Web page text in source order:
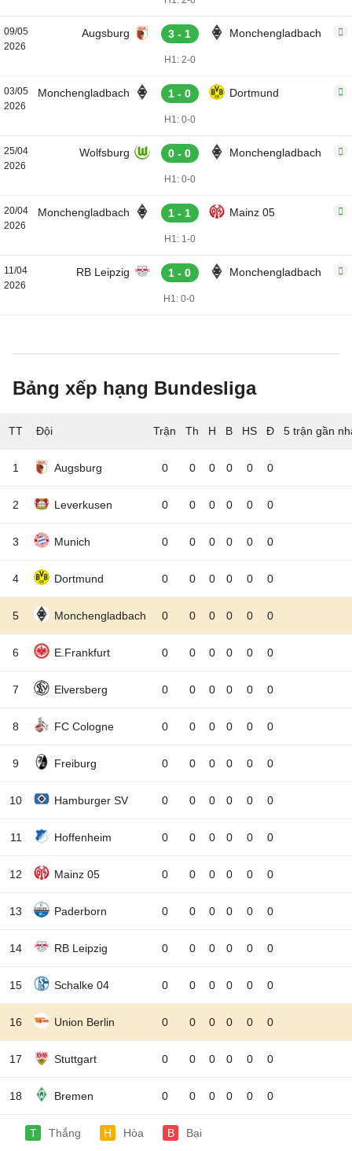
09/05
2026
Augsburg 3 - 1 Monchengladbach
H1: 2-0
03/05
2026
Monchengladbach 1 - 0 Dortmund
H1: 0-0
25/04
2026
Wolfsburg 0 - 0 Monchengladbach
H1: 0-0
20/04
2026
Monchengladbach 1 - 1 Mainz 05
H1: 1-0
11/04
2026
RB Leipzig 1 - 0 Monchengladbach
H1: 0-0
Bảng xếp hạng Bundesliga
TT Đội 5 trận gần
1 Augsburg 0 0 0 0 0 0
2 Leverkusen 0 0 0 0 0 0
3 Munich 0 0 0 0 0 0
4 Dortmund 0 0 0 0 0 0
5 Monchengladbach 0 0 0 0 0 0
6 E.Frankfurt 0 0 0 0 0 0
7 Elversberg 0 0 0 0 0 0
8 FC Cologne 0 0 0 0 0 0
9 Freiburg 0 0 0 0 0 0
10 Hamburger SV 0 0 0 0 0 0
11 Hoffenheim 0 0 0 0 0 0
12 Mainz 05 0 0 0 0 0 0
13 Paderborn 0 0 0 0 0 0
14 RB Leipzig 0 0 0 0 0 0
15 Schalke 04 0 0 0 0 0 0
16 Union Berlin 0 0 0 0 0 0
17 Stuttgart 0 0 0 0 0 0
18 Bremen 0 0 0 0 0 0
T Thắng H Hòa B Bại